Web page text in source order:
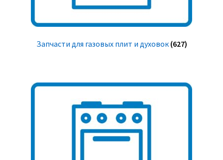
Запчасти для газовых плит и духовок (627)